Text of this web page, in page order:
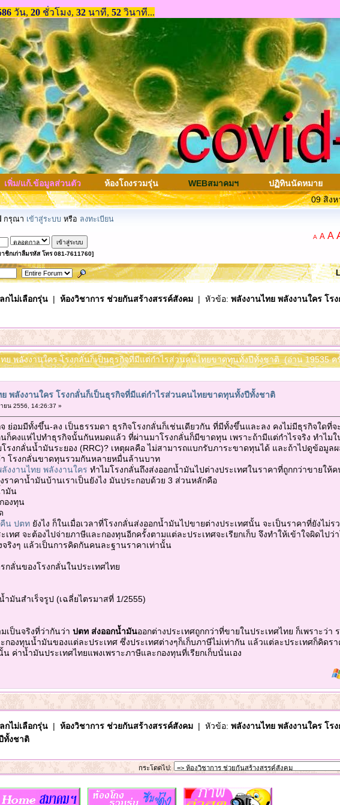
เพิ่ม/แก้.ข้อมูลส่วนตัว ห้องโถงรวมรุ่น WEBสมาคมฯ ปฏิทินนัดหมาย
09 สิงห
กรุณา เข้าสู่ระบบ หรือ ลงทะเบียน
ชิกเก่าลืมรหัส โทร 081-7611760]
A A A
กไม่เลือกรุ่น| ห้องวิชาการ ช่วยกันสร้างสรรค์สังคม| หัวข้อ: พลังงานไทย พลังงานใคร โร
ย พลังงานใคร โรงกลั่นก็เป็นธุรกิจที่มีแต่กำไรส่วนคนไทยขาดทุนทั้งปีทั้งชาติ (อ่าน 19535 ค
ย พลังงานใคร โรงกลั่นก็เป็นธุรกิจที่มีแต่กำไรส่วนคนไทยขาดทุนทั้งปีทั้งชาติ
ยน 2556, 14:26:37 »
ย่อมมีทั้งขึ้น-ลง เป็นธรรมดา ธุรกิจโรงกลั่นก็เช่นเดียวกัน ที่มีทั้งขึ้นและลง คงไม่มีธุรกิจใดที่จ
ก็คงแห่ไปทำธุรกิจนั้นกันหมดแล้ว ที่ผ่านมาโรงกลั่นก็มีขาดทุน เพราะถ้ามีแต่กำไรจริง ทำไมใ
โรงกลั่นน้ำมันระยอง (RRC)? เหตุผลคือ ไม่สามารถแบกรับภาระขาดทุนได้ และถ้าไปดูข้อมูล
า โรงกลั่นขาดทุนรวมกันหลายหมื่นล้านบาท
งงานไทย พลังงานใคร ทำไมโรงกลั่นถึงส่งออกน้ำมันไปต่างประเทศในราคาที่ถูกกว่าขายให้ค
ราคาน้ำมันบ้านเราเป็นยังไง มันประกอบด้วย 3 ส่วนหลักคือ
มัน
งทุน
น ปตทยังไง ก็ในเมื่อเวลาที่โรงกลั่นส่งออกน้ำมันไปขายต่างประเทศนั้น จะเป็นราคาที่ยังไม่
เทศ จะต้องไปจ่ายภาษีและกองทุนอีกครั้งตามแต่ละประเทศจะเรียกเก็บ จึงทำให้เข้าใจผิดไปว่
ริงๆ แล้วเป็นการคิดกันคนละฐานราคาเท่านั้น
กลั่นของโรงกลั่นในประเทศไทย
ำมันสำเร็จรูป (เฉลี่ยไตรมาสที่ 1/2555)
เป็นจริงที่ว่ากันว่า ปตท ส่งออกน้ำมันออกต่างประเทศถูกกว่าที่ขายในประเทศไทย ก็เพราะว่า
กองทุนน้ำมันของแต่ละประเทศ ซึ่งประเทศต่างๆก็เก็บภาษีไม่เท่ากัน แล้วแต่ละประเทศก็คิดร
ค่าน้ำมันประเทศไทยแพงเพราะภาษีและกองทุนที่เรียกเก็บนั่นเอง
กไม่เลือกรุ่น| ห้องวิชาการ ช่วยกันสร้างสรรค์สังคม| หัวข้อ: พลังงานไทย พลังงานใคร โร
ทั้งชาติ
กระโดดไป: